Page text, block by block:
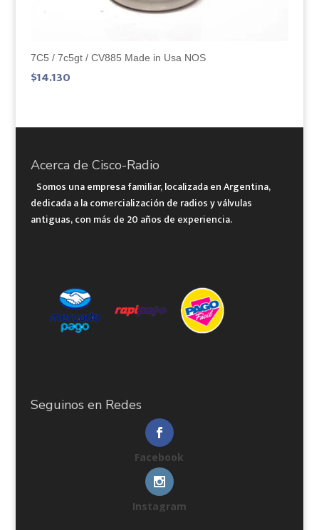
7C5 / 7c5gt / CV885 Made in Usa NOS
$14.130
Acerca de Cisco-Radio
Somos una empresa familiar, localizada en Argentina,
dedicada a la comercialización de radios y válvulas
antiguas, con más de 20 años de experiencia.
Seguinos en Redes
Facebook
Instagram